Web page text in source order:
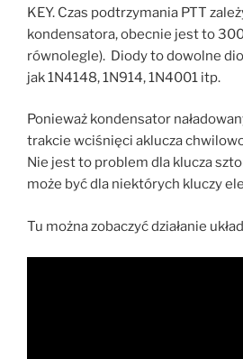
KEY. Czas podtrzymania PTT
kondensatora, obecnie jest to
równolegle). Diody to dowolne
jak 1N4148, 1N914, 1N4001 itp.
Ponieważ kondensator
trakcie wciśnięci aklucza
Nie jest to problem dla klucza
może być dla niektórych kluczy
Tu można zobaczyć działanie